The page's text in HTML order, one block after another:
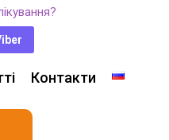
Контакти